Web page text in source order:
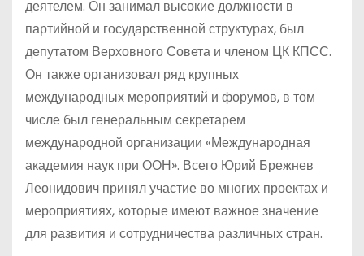
деятелем. Он занимал высокие должности в
партийной и государственной структурах, был
депутатом Верховного Совета и членом ЦК КПСС.
Он также организовал ряд крупных
международных мероприятий и форумов, в том
числе был генеральным секретарем
международной организации «Международная
академия наук при ООН». Всего Юрий Брежнев
Леонидович принял участие во многих проектах и
мероприятиях, которые имеют важное значение
для развития и сотрудничества различных стран.